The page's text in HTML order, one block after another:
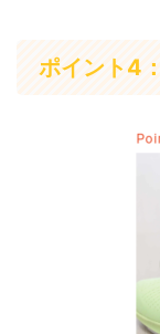
ポイント4